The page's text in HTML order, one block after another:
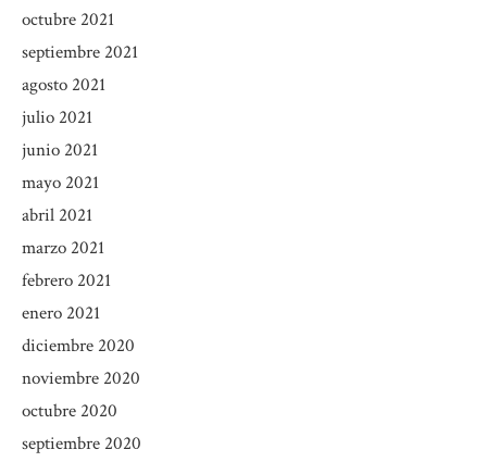
octubre 2021
septiembre 2021
agosto 2021
julio 2021
junio 2021
mayo 2021
abril 2021
marzo 2021
febrero 2021
enero 2021
diciembre 2020
noviembre 2020
octubre 2020
septiembre 2020